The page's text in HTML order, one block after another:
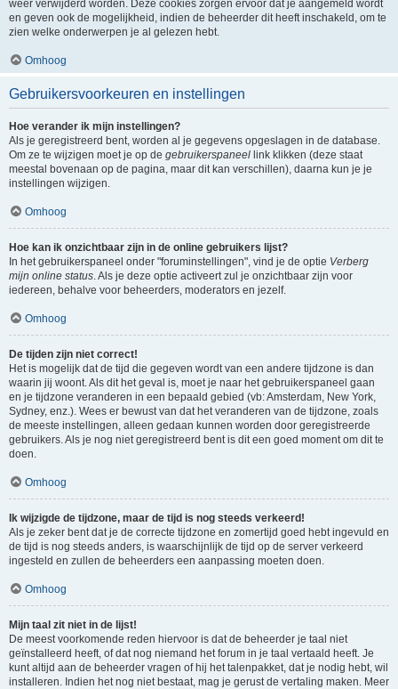
weer verwijderd worden. Deze cookies zorgen ervoor dat je aangemeld wordt
en geven ook de mogelijkheid, indien de beheerder dit heeft inschakeld, om te
zien welke onderwerpen je al gelezen hebt.
Omhoog
Gebruikersvoorkeuren en instellingen
Hoe verander ik mijn instellingen?
Als je geregistreerd bent, worden al je gegevens opgeslagen in de database.
Om ze te wijzigen moet je op de gebruikerspaneel link klikken (deze staat
meestal bovenaan op de pagina, maar dit kan verschillen), daarna kun je je
instellingen wijzigen.
Omhoog
Hoe kan ik onzichtbaar zijn in de online gebruikers lijst?
In het gebruikerspaneel onder "foruminstellingen", vind je de optie Verberg
mijn online status. Als je deze optie activeert zul je onzichtbaar zijn voor
iedereen, behalve voor beheerders, moderators en jezelf.
Omhoog
De tijden zijn niet correct!
Het is mogelijk dat de tijd die gegeven wordt van een andere tijdzone is dan
waarin jij woont. Als dit het geval is, moet je naar het gebruikerspaneel gaan
en je tijdzone veranderen in een bepaald gebied (vb: Amsterdam, New York,
Sydney, enz.). Wees er bewust van dat het veranderen van de tijdzone, zoals
de meeste instellingen, alleen gedaan kunnen worden door geregistreerde
gebruikers. Als je nog niet geregistreerd bent is dit een goed moment om dit te
doen.
Omhoog
Ik wijzigde de tijdzone, maar de tijd is nog steeds verkeerd!
Als je zeker bent dat je de correcte tijdzone en zomertijd goed hebt ingevuld en
de tijd is nog steeds anders, is waarschijnlijk de tijd op de server verkeerd
ingesteld en zullen de beheerders een aanpassing moeten doen.
Omhoog
Mijn taal zit niet in de lijst!
De meest voorkomende reden hiervoor is dat de beheerder je taal niet
geïnstalleerd heeft, of dat nog niemand het forum in je taal vertaald heeft. Je
kunt altijd aan de beheerder vragen of hij het talenpakket, dat je nodig hebt, wil
installeren. Indien het nog niet bestaat, mag je gerust de vertaling maken. Meer